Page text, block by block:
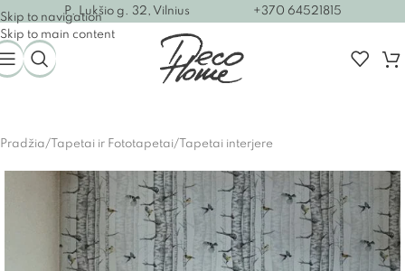
Skip to navigation
Skip to main content
P. Lukšio g. 32, Vilnius +370 64521815
Pradžia/ Tapetai ir Fototapetai/ Tapetai interjere